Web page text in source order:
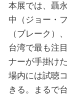
本展では、聶
中（ジョー・
（ブレーク）
台湾で最も注
ナーが手掛け
場内には試聴
きる。まるで